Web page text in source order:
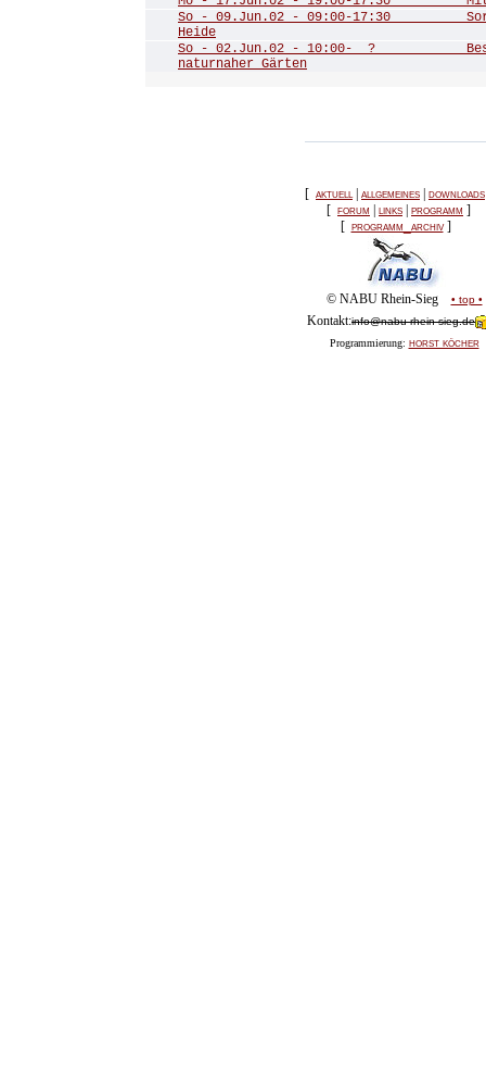
So - 09.Jun.02 - 09:00-17:30
Heide
So - 02.Jun.02 - 10:00- ?
naturnaher Gärten
[ aktuell| allgemeines downloads
[ forum links programm ]
[ programm_archiv ]
© NABU Rhein-Sieg • top •
Kontakt:info@nabu-rhein-sieg.de
Programmierung: horst köcher